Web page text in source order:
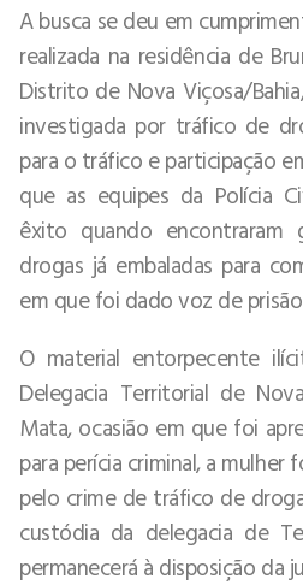
A busca se deu em
realizada na residência de
Distrito de Nova Viçosa/
investigada por tráfico de
para o tráfico e participação
que as equipes da Polícia
êxito quando encontraram
drogas já embaladas para
em que foi dado voz de
O material entorpecente
Delegacia Territorial de
Mata, ocasião em que foi
para perícia criminal, a
pelo crime de tráfico de
custódia da delegacia de
permanecerá à disposição da